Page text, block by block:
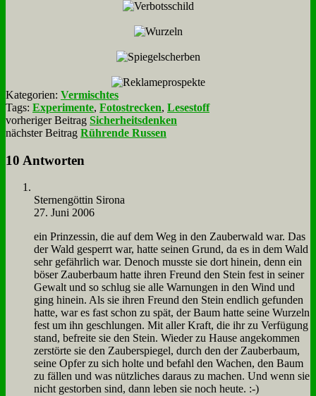
Kategorien: Vermischtes
Tags: Experimente, Fotostrecken, Lesestoff
vorheriger Beitrag Sicherheitsdenken
nächster Beitrag Rührende Russen
10 Antworten
Ster­nen­göt­tin Si­ro­na
27. Juni 2006
ein Prin­zes­sin, die auf dem Weg in den Zau­ber­wald war. Das
der Wald ge­sperrt war, hat­te sei­nen Grund, da es in dem Wald
sehr ge­fähr­lich war. De­noch muss­te sie dort hin­ein, denn ein
bö­ser Zau­ber­baum hat­te ih­ren Freund den Stein fest in sei­ner
Ge­walt und so schlug sie al­le War­nun­gen in den Wind und
ging hin­ein. Als sie ih­ren Freund den Stein end­lich ge­fun­den
hat­te, war es fast schon zu spät, der Baum hat­te sei­ne Wur­zeln
fest um ihn ge­schlun­gen. Mit al­ler Kraft, die ihr zu Ver­fü­gung
stand, be­frei­te sie den Stein. Wie­der zu Hau­se an­ge­kom­men
zer­stör­te sie den Zau­ber­spie­gel, durch den der Zau­ber­baum,
sei­ne Op­fer zu sich hol­te und be­fahl den Wa­chen, den Baum
zu fäl­len und was nütz­li­ches dar­aus zu ma­chen. Und wenn sie
nicht ge­stor­ben sind, dann le­ben sie noch heu­te. :-)